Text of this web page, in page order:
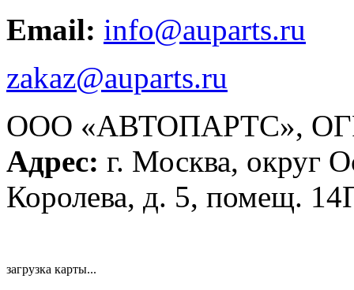
Email: info@auparts.ru
zakaz@auparts.ru
ООО «АВТОПАРТС»,
Адрес: г. Москва, округ
Королева, д. 5, помещ.
загрузка карты...